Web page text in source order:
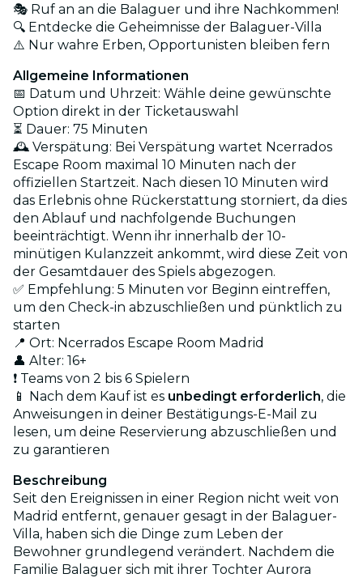
🎭 Ruf an an die Balaguer und ihre Nachkommen!
🔍 Entdecke die Geheimnisse der Balaguer-Villa
⚠️ Nur wahre Erben, Opportunisten bleiben fern
Allgemeine Informationen
📅 Datum und Uhrzeit: Wähle deine gewünschte
Option direkt in der Ticketauswahl
⏳ Dauer: 75 Minuten
🕰️ Verspätung: Bei Verspätung wartet Ncerrados
Escape Room maximal 10 Minuten nach der
offiziellen Startzeit. Nach diesen 10 Minuten wird
das Erlebnis ohne Rückerstattung storniert, da dies
den Ablauf und nachfolgende Buchungen
beeinträchtigt. Wenn ihr innerhalb der 10-
minütigen Kulanzzeit ankommt, wird diese Zeit von
der Gesamtdauer des Spiels abgezogen.
✅ Empfehlung: 5 Minuten vor Beginn eintreffen,
um den Check-in abzuschließen und pünktlich zu
starten
📍 Ort: Ncerrados Escape Room Madrid
👤 Alter: 16+
❗ Teams von 2 bis 6 Spielern
📱 Nach dem Kauf ist es unbedingt erforderlich, die
Anweisungen in deiner Bestätigungs-E-Mail zu
lesen, um deine Reservierung abzuschließen und
zu garantieren
Beschreibung
Seit den Ereignissen in einer Region nicht weit von
Madrid entfernt, genauer gesagt in der Balaguer-
Villa, haben sich die Dinge zum Leben der
Bewohner grundlegend verändert. Nachdem die
Familie Balaguer sich mit ihrer Tochter Aurora